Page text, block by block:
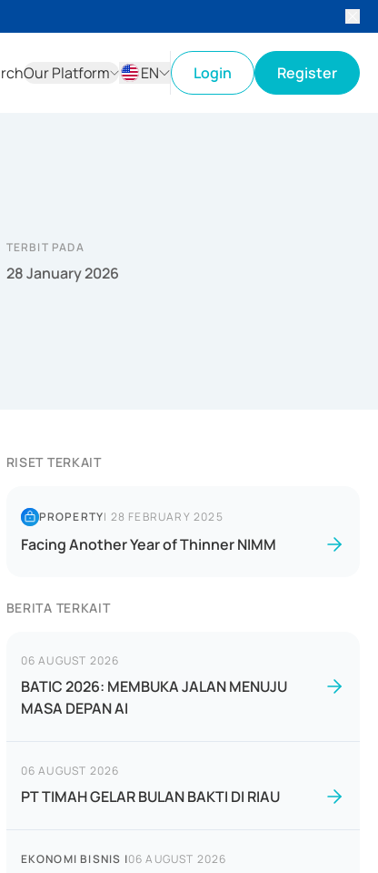
Our Platform
EN
Login Register
TERBIT PADA
28 January 2026
RISET TERKAIT
PROPERTY| 28 FEBRUARY 2025
Facing Another Year of Thinner NIMM
BERITA TERKAIT
06 AUGUST 2026
BATIC 2026: MEMBUKA JALAN MENUJU
MASA DEPAN AI
06 AUGUST 2026
PT TIMAH GELAR BULAN BAKTI DI RIAU
EKONOMI BISNIS |06 AUGUST 2026